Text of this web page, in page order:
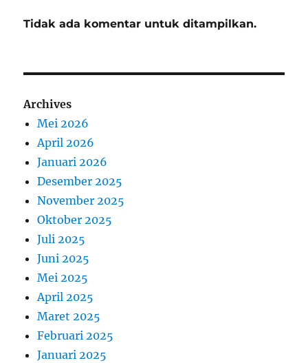
Tidak ada komentar untuk ditampilkan.
Archives
Mei 2026
April 2026
Januari 2026
Desember 2025
November 2025
Oktober 2025
Juli 2025
Juni 2025
Mei 2025
April 2025
Maret 2025
Februari 2025
Januari 2025